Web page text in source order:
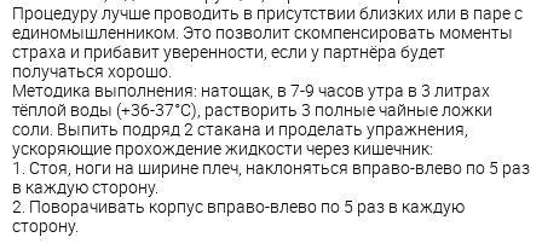
Процедуру лучше проводить в присутствии близких или в паре с
единомышленником. Это позволит скомпенсировать моменты
страха и прибавит уверенности, если у партнёра будет
получаться хорошо.
Методика выполнения: натощак, в 7-9 часов утра в 3 литрах
тёплой воды (+36-37°С), растворить 3 полные чайные ложки
соли. Выпить подряд 2 стакана и проделать упражнения,
ускоряющие прохождение жидкости через кишечник:
1. Стоя, ноги на ширине плеч, наклоняться вправо-влево по 5 раз
в каждую сторону.
2. Поворачивать корпус вправо-влево по 5 раз в каждую
сторону.